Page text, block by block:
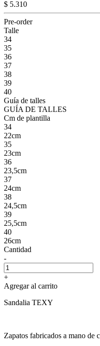
$ 5.310
Pre-order
Talle
34
35
36
37
38
39
40
Guía de talles
GUÍA DE TALLES
Cm de plantilla
34
22cm
35
23cm
36
23,5cm
37
24cm
38
24,5cm
39
25,5cm
40
26cm
Cantidad
-
+
Agregar al carrito
Sandalia TEXY
Zapatos fabricados a mano de